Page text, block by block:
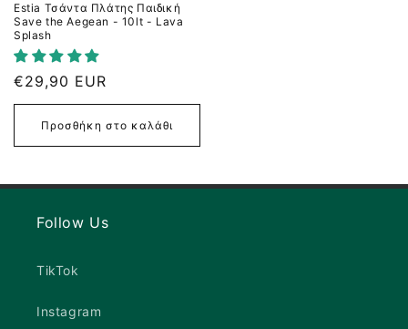
Estia Τσάντα Πλάτης Παιδική
Save the Aegean - 10lt - Lava
Splash
Κανονική
τιμή
€29,90 EUR
Προσθήκη στο καλάθι
Follow Us
TikTok
Instagram